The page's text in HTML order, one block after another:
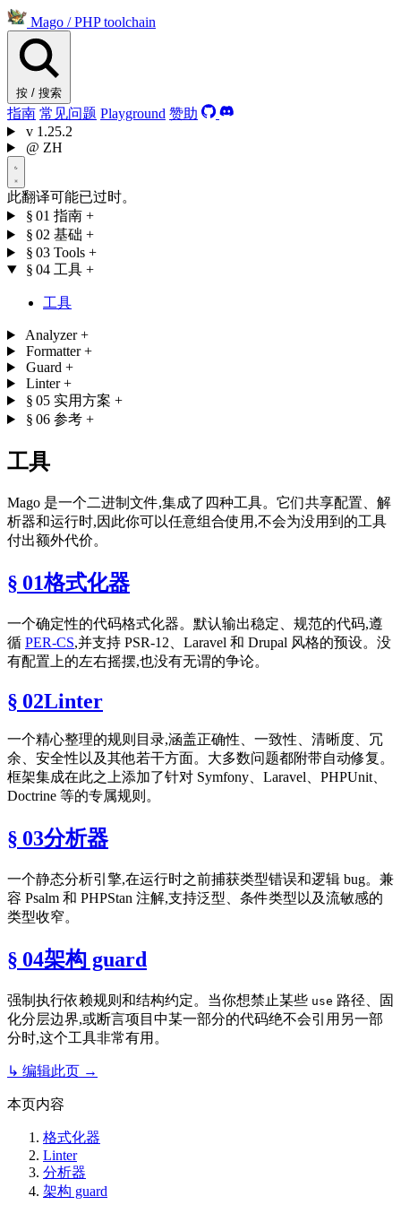
Mago / PHP toolchain
按 / 搜索
指南 常见问题 Playground 赞助
v 1.25.2
@ ZH
此翻译可能已过时。
§ 01 指南 +
§ 02 基础 +
§ 03 Tools +
§ 04 工具 +
工具
Analyzer +
Formatter +
Guard +
Linter +
§ 05 实用方案 +
§ 06 参考 +
工具
Mago 是一个二进制文件,集成了四种工具。它们共享配置、解
析器和运行时,因此你可以任意组合使用,不会为没用到的工具
付出额外代价。
§ 01格式化器
一个确定性的代码格式化器。默认输出稳定、规范的代码,遵
循 PER-CS,并支持 PSR-12、Laravel 和 Drupal 风格的预设。没
有配置上的左右摇摆,也没有无谓的争论。
§ 02Linter
一个精心整理的规则目录,涵盖正确性、一致性、清晰度、冗
余、安全性以及其他若干方面。大多数问题都附带自动修复。
框架集成在此之上添加了针对 Symfony、Laravel、PHPUnit、
Doctrine 等的专属规则。
§ 03分析器
一个静态分析引擎,在运行时之前捕获类型错误和逻辑 bug。兼
容 Psalm 和 PHPStan 注解,支持泛型、条件类型以及流敏感的
类型收窄。
§ 04架构 guard
强制执行依赖规则和结构约定。当你想禁止某些 use 路径、固
化分层边界,或断言项目中某一部分的代码绝不会引用另一部
分时,这个工具非常有用。
↳ 编辑此页 →
本页内容
格式化器
Linter
分析器
架构 guard